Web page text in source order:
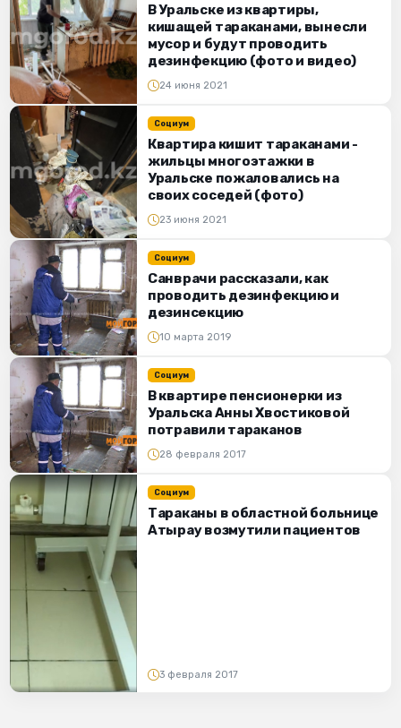
В Уральске из квартиры,
кишащей тараканами, вынесли
мусор и будут проводить
дезинфекцию (фото и видео)
24 июня 2021
Социум
Квартира кишит тараканами -
жильцы многоэтажки в
Уральске пожаловались на
своих соседей (фото)
23 июня 2021
Социум
Санврачи рассказали, как
проводить дезинфекцию и
дезинсекцию
10 марта 2019
Социум
В квартире пенсионерки из
Уральска Анны Хвостиковой
потравили тараканов
28 февраля 2017
Социум
Тараканы в областной больнице
Атырау возмутили пациентов
3 февраля 2017